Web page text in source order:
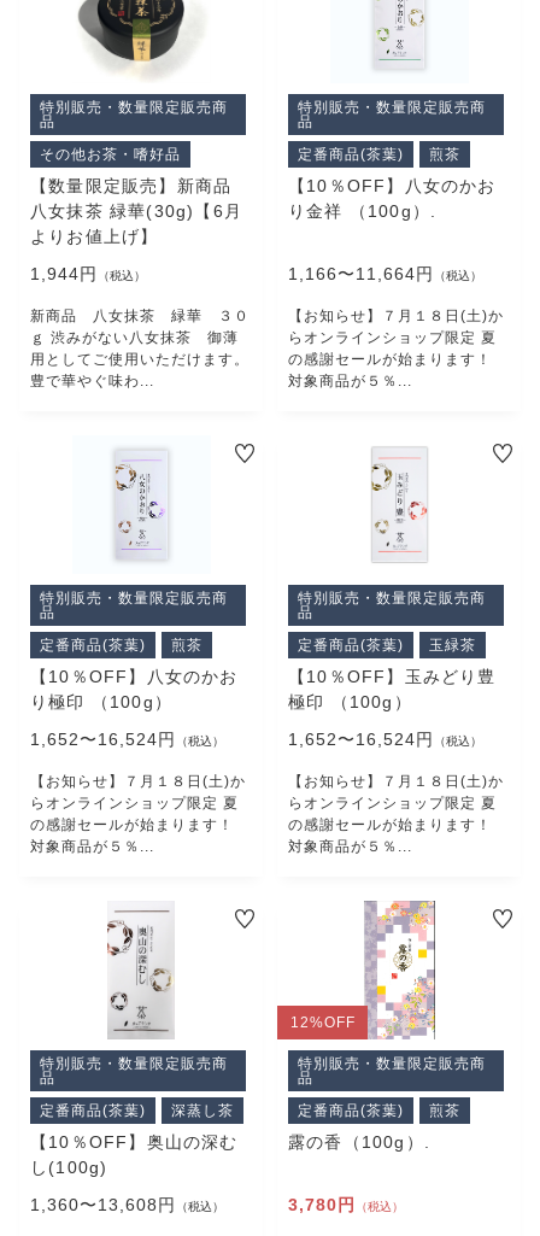
特別販売・数量限定販売商
品
その他お茶・嗜好品
【数量限定販売】新商品
八女抹茶 緑華(30g)【6月
よりお値上げ】
1,944円
（税込）
新商品 八女抹茶 緑華 ３０
ｇ 渋みがない八女抹茶 御薄
用としてご使用いただけます。
豊で華やぐ味わ...
特別販売・数量限定販売商
品
定番商品(茶葉)
煎茶
【10％OFF】八女のかお
り金祥 （100g）.
1,166〜11,664円 （税込）
【お知らせ】７月１８日(土)か
らオンラインショップ限定 夏
の感謝セールが始まります！
対象商品が５％...
特別販売・数量限定販売商
品
定番商品(茶葉)
煎茶
【10％OFF】八女のかお
り極印 （100g）
1,652〜16,524円
（税込）
【お知らせ】７月１８日(土)か
らオンラインショップ限定 夏
の感謝セールが始まります！
対象商品が５％...
特別販売・数量限定販売商
品
定番商品(茶葉)
玉緑茶
【10％OFF】玉みどり豊
極印 （100g）
1,652〜16,524円
（税込）
【お知らせ】７月１８日(土)か
らオンラインショップ限定 夏
の感謝セールが始まります！
対象商品が５％...
特別販売・数量限定販売商
品
定番商品(茶葉)
深蒸し茶
【10％OFF】奥山の深む
し(100g)
1,360〜13,608円
（税込）
特別販売・数量限定販売商
品
定番商品(茶葉)
煎茶
露の香（100g）.
3,780円 （税込）
12%OFF